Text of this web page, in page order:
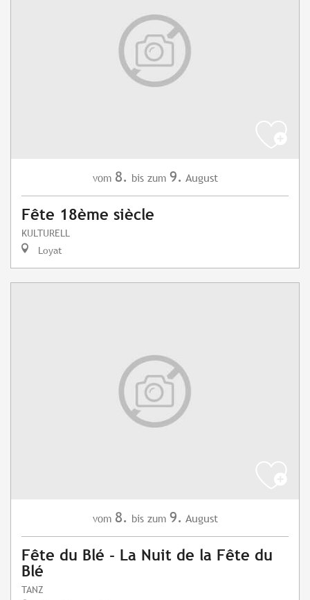
vom 8. bis zum 9. August
Fête 18ème siècle
KULTURELL
Loyat
vom 8. bis zum 9. August
Fête du Blé - La Nuit de la Fête du
Blé
TANZ